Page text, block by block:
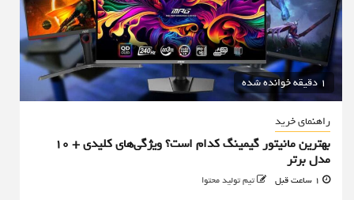
1 دقیقه خوانده شده
راهنمای خرید
بهترین مانیتور گیمینگ کدام است؟ ویژگی‌های کلیدی + 10
مدل برتر
تیم تولید محتوا